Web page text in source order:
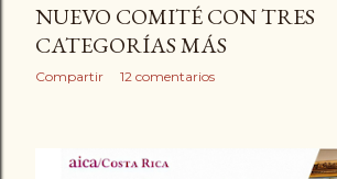
NUEVO COMITÉ CON TRES
CATEGORÍAS MÁS
Compartir 12 comentarios